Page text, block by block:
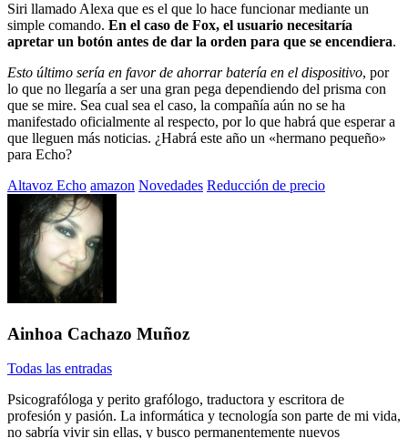
Siri llamado Alexa que es el que lo hace funcionar mediante un
simple comando. En el caso de Fox, el usuario necesitaría
apretar un botón antes de dar la orden para que se encendiera.
Esto último sería en favor de ahorrar batería en el dispositivo, por
lo que no llegaría a ser una gran pega dependiendo del prisma con
que se mire. Sea cual sea el caso, la compañía aún no se ha
manifestado oficialmente al respecto, por lo que habrá que esperar a
que lleguen más noticias. ¿Habrá este año un «hermano pequeño»
para Echo?
Etiquetado
con:
Altavoz Echo amazon Novedades Reducción de precio
Ainhoa Cachazo Muñoz
Todas las entradas
Psicografóloga y perito grafólogo, traductora y escritora de
profesión y pasión. La informática y tecnología son parte de mi vida,
no sabría vivir sin ellas, y busco permanentemente nuevos